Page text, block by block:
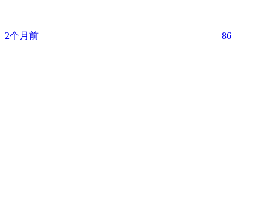
2个月前 86